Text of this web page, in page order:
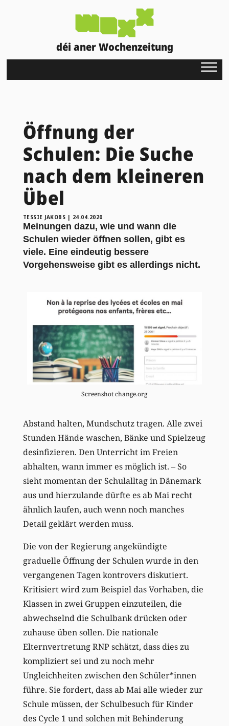
déi aner Wochenzeitung
Öffnung der
Schulen: Die Suche
nach dem kleineren
Übel
TESSIE JAKOBS | 24.04.2020
Meinungen dazu, wie und wann die
Schulen wieder öffnen sollen, gibt es
viele. Eine eindeutig bessere
Vorgehensweise gibt es allerdings nicht.
Screenshot change.org
Abstand halten, Mundschutz tragen. Alle zwei
Stunden Hände waschen, Bänke und Spielzeug
desinfizieren. Den Unterricht im Freien
abhalten, wann immer es möglich ist. – So
sieht momentan der Schulalltag in Dänemark
aus und hierzulande dürfte es ab Mai recht
ähnlich laufen, auch wenn noch manches
Detail geklärt werden muss.
Die von der Regierung angekündigte
graduelle Öffnung der Schulen wurde in den
vergangenen Tagen kontrovers diskutiert.
Kritisiert wird zum Beispiel das Vorhaben, die
Klassen in zwei Gruppen einzuteilen, die
abwechselnd die Schulbank drücken oder
zuhause üben sollen. Die nationale
Elternvertretung RNP schätzt, dass dies zu
kompliziert sei und zu noch mehr
Ungleichheiten zwischen den Schüler*innen
führe. Sie fordert, dass ab Mai alle wieder zur
Schule müssen, der Schulbesuch für Kinder
des Cycle 1 und solchen mit Behinderung